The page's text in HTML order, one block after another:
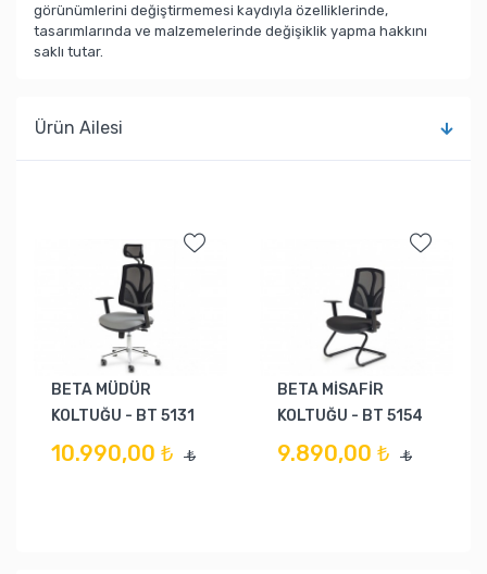
görünümlerini değiştirmemesi kaydıyla özelliklerinde,
tasarımlarında ve malzemelerinde değişiklik yapma hakkını
saklı tutar.
Ürün Ailesi
BETA MÜDÜR
KOLTUĞU - BT 5131
10.990,00 ₺ ₺
BETA MİSAFİR
KOLTUĞU - BT 5154
9.890,00 ₺ ₺